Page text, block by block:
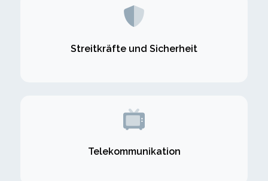
Streitkräfte und Sicherheit
Telekommunikation